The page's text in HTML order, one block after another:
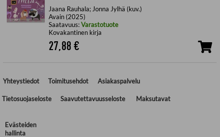
Jaana Rauhala; Jonna Jylhä (kuv.)
Avain (2025)
Saatavuus:Varastotuote
Kovakantinen kirja
27,88 €
Yhteystiedot Toimitusehdot Asiakaspalvelu
Tietosuojaseloste Saavutettavuusseloste Maksutavat
Evästeiden
hallinta